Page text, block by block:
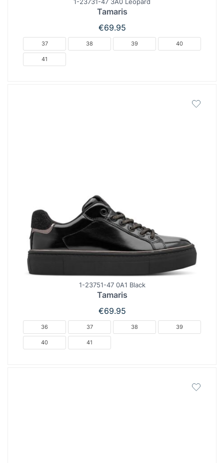
Tamaris
€69.95
37 38 39 40
41
1-23751-47 0A1 Black
Tamaris
€69.95
36 37 38 39
40 41